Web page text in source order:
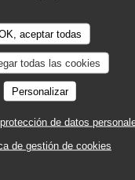
aceptar todas
todas las cookies
Personalizar
de datos
de gestión de cookies